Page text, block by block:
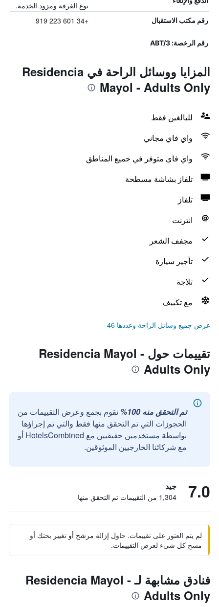
نوع الغرفة ومزود الخدمة.
رقم مكتب الاستقبال +34 601 223 919
رقم الرخصة: ABT/3
المزايا ووسائل الراحة في Residencia
Mayol - Adults Only
للبالغين فقط
واي فاي مجاني
واي فاي متوفر في جميع المناطق
تلفاز بشاشة مسطحة
تلفاز
انترنت
مجفف الشعر
تأجير سيارة
ثلاجة
مع تكييف
عرض جميع وسائل الراحة وعددها 46
تقييمات حول Residencia Mayol -
Adults Only
تم التحقق منه 100%
نقوم بجمع وعرض التقييمات من
الحجوزات التي تم التحقق منها فقط والتي تم إجراؤها
بواسطة مستخدمين حقيقيين مع HotelsCombined أو
مع شركائنا الخارجيين الموثوقين.
7.0 جيد
1,304 من التقييمات تم التحقق منها
لم يتم العثور على تقييمات. حاول إزالة مرشح أو تغيير بحثك أو
مسح كل شيء لعرض التقييمات.
فنادق مشابهة لـ Residencia Mayol -
Adults Only